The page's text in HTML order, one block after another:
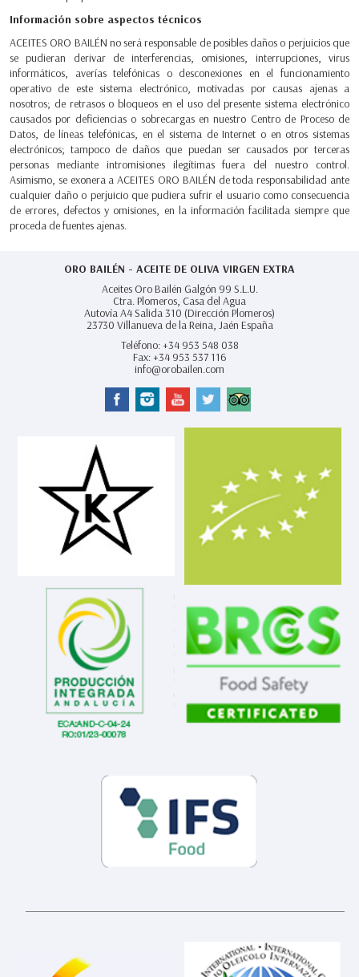
Información sobre aspectos técnicos
ACEITES ORO BAILÉN no será responsable de posibles daños o perjuicios que
se pudieran derivar de interferencias, omisiones, interrupciones, virus
informáticos, averías telefónicas o desconexiones en el funcionamiento
operativo de este sistema electrónico, motivadas por causas ajenas a
nosotros; de retrasos o bloqueos en el uso del presente sistema electrónico
causados por deficiencias o sobrecargas en nuestro Centro de Proceso de
Datos, de líneas telefónicas, en el sistema de Internet o en otros sistemas
electrónicos; tampoco de daños que puedan ser causados por terceras
personas mediante intromisiones ilegítimas fuera del nuestro control.
Asimismo, se exonera a ACEITES ORO BAILÉN de toda responsabilidad ante
cualquier daño o perjuicio que pudiera sufrir el usuario como consecuencia
de errores, defectos y omisiones, en la información facilitada siempre que
proceda de fuentes ajenas.
ORO BAILÉN - ACEITE DE OLIVA VIRGEN EXTRA
Aceites Oro Bailén Galgón 99 S.L.U.
Ctra. Plomeros, Casa del Agua
Autovía A4 Salida 310 (Dirección Plomeros)
23730 Villanueva de la Reina, Jaén España
Teléfono:+34 953 548 038
Fax:+34 953 537 116
info@orobailen.com